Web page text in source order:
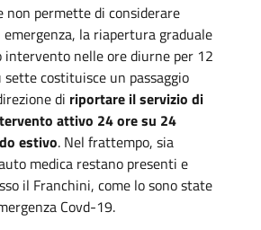
non permette di considerare
emergenza, la riapertura graduale
intervento nelle ore diurne per 12
costituisce un passaggio
di riportare il servizio di
attivo 24 ore su 24
estivo. Nel frattempo, sia
medica restano presenti e
il Franchini, come lo sono state
Covd-19.